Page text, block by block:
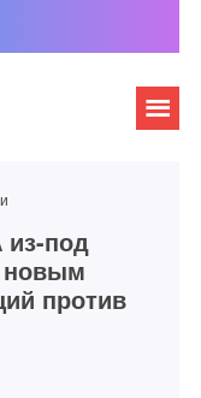
из-под
новым
против